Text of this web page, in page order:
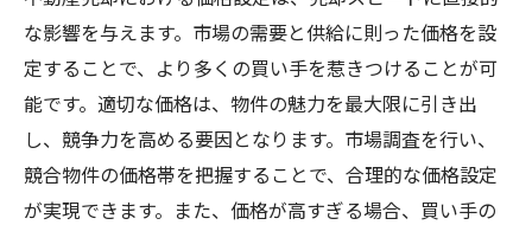
な影響を与えます。市場の需要と供給に則った価格を設
定することで、より多くの買い手を惹きつけることが可
能です。適切な価格は、物件の魅力を最大限に引き出
し、競争力を高める要因となります。市場調査を行い、
競合物件の価格帯を把握することで、合理的な価格設定
が実現できます。また、価格が高すぎる場合、買い手の